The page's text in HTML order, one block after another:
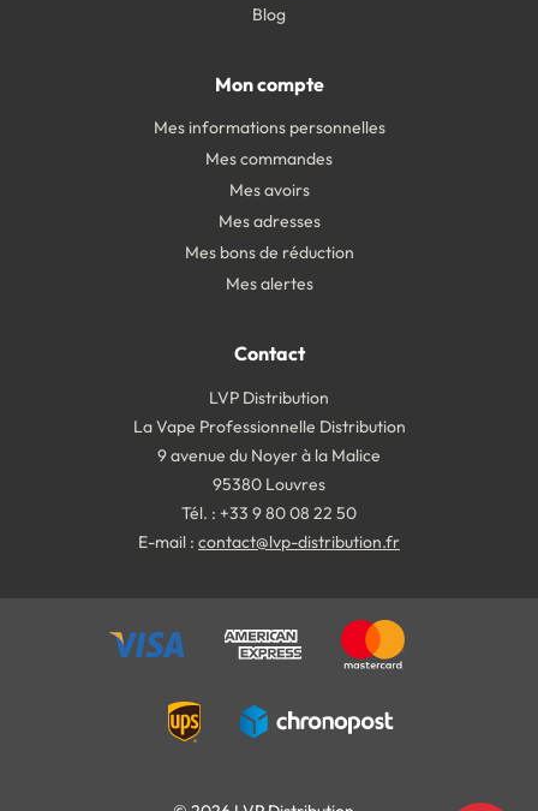
Blog
Mon compte
Mes informations personnelles
Mes commandes
Mes avoirs
Mes adresses
Mes bons de réduction
Mes alertes
Contact
LVP Distribution
La Vape Professionnelle Distribution
9 avenue du Noyer à la Malice
95380 Louvres
Tél. : +33 9 80 08 22 50
E-mail : contact@lvp-distribution.fr